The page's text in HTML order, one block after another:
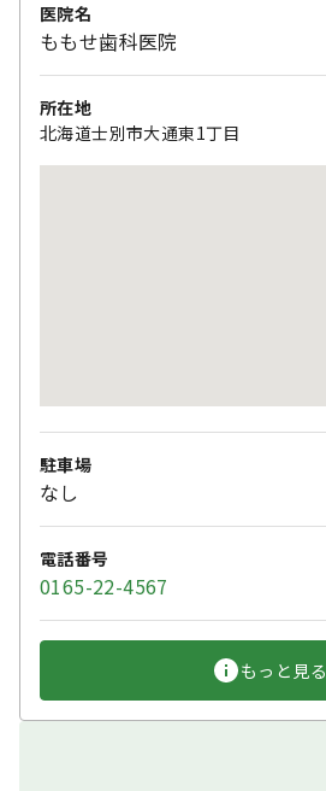
医院名
ももせ歯科医院
所在地
北海道士別市大通東1丁目
駐車場
なし
電話番号
0165-22-4567
もっと見る